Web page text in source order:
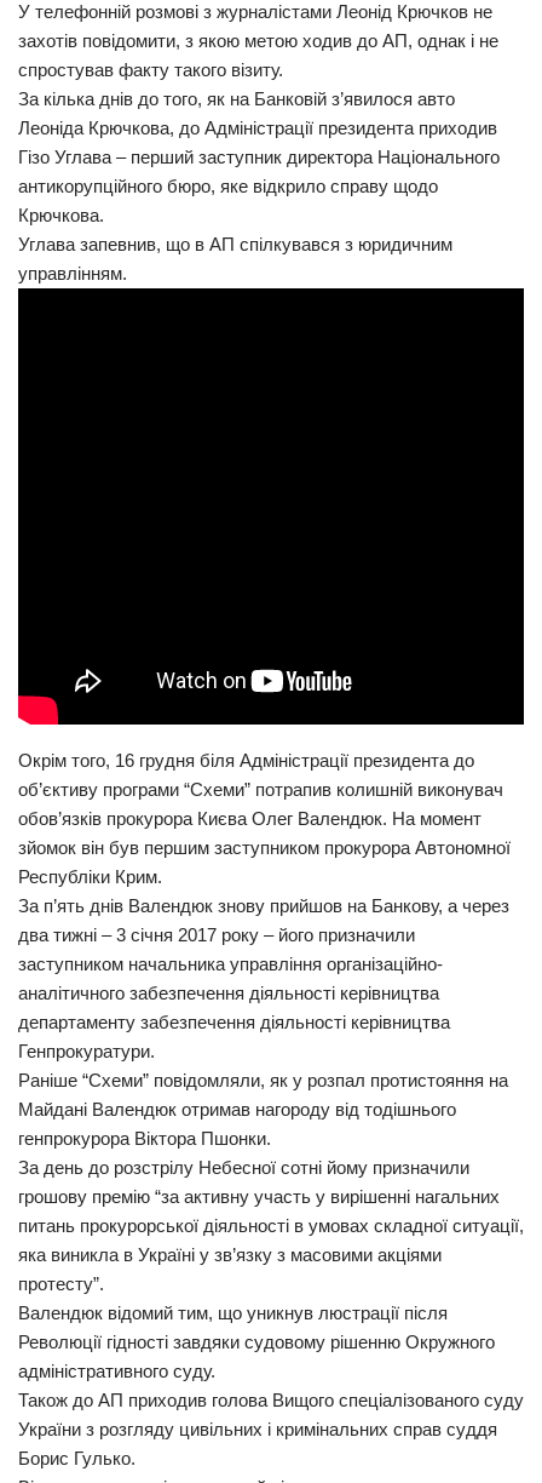
Культура
Шоу-біз
#Війна
У телефонній розмові з журналістами Леонід Крючков не
захотів повідомити, з якою метою ходив до АП, однак і не
спростував факту такого візиту.
За кілька днів до того, як на Банковій з’явилося авто
Леоніда Крючкова, до Адміністрації президента приходив
Гізо Углава – перший заступник директора Національного
антикорупційного бюро, яке відкрило справу щодо
Крючкова.
Углава запевнив, що в АП спілкувався з юридичним
управлінням.
Окрім того, 16 грудня біля Адміністрації президента до
об’єктиву програми “Схеми” потрапив колишній виконувач
обов’язків прокурора Києва Олег Валендюк. На момент
зйомок він був першим заступником прокурора Автономної
Республіки Крим.
За п’ять днів Валендюк знову прийшов на Банкову, а через
два тижні – 3 січня 2017 року – його призначили
заступником начальника управління організаційно-
аналітичного забезпечення діяльності керівництва
департаменту забезпечення діяльності керівництва
Генпрокуратури.
Раніше “Схеми” повідомляли, як у розпал протистояння на
Майдані Валендюк отримав нагороду від тодішнього
генпрокурора Віктора Пшонки.
За день до розстрілу Небесної сотні йому призначили
грошову премію “за активну участь у вирішенні нагальних
питань прокурорської діяльності в умовах складної ситуації,
яка виникла в Україні у зв’язку з масовими акціями
протесту”.
Валендюк відомий тим, що уникнув люстрації після
Революції гідності завдяки судовому рішенню Окружного
адміністративного суду.
Також до АП приходив голова Вищого спеціалізованого суду
України з розгляду цивільних і кримінальних справ суддя
Борис Гулько.